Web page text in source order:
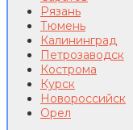
Рязань
Тюмень
Калининград
Петрозаводск
Кострома
Курск
Новороссийск
Орел